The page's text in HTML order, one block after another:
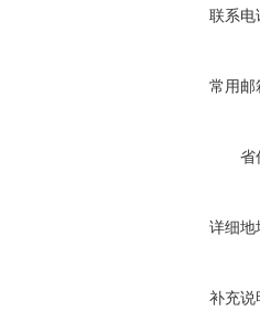
联系电
常用邮
省
详细地
补充说